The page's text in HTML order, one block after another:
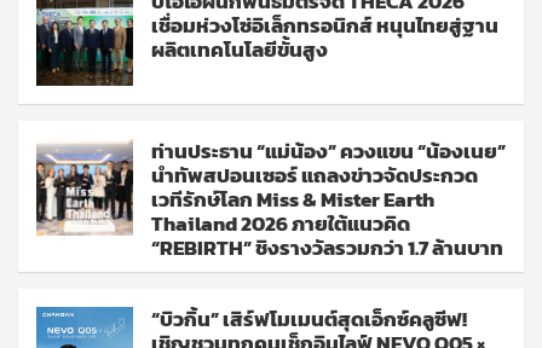
เชื่อมห่วงโซ่อิเล็กทรอนิกส์ หนุนไทยสู่ฐาน
ผลิตเทคโนโลยีขั้นสูง
ท่านประธาน “แม่น้อง” ควงแขน “น้องเนย”
นำทัพสปอนเซอร์ แถลงข่าวจัดประกวด
เวทีรักษ์โลก Miss & Mister Earth
Thailand 2026 ภายใต้แนวคิด
“REBIRTH” ชิงรางวัลรวมกว่า 1.7 ล้านบาท
“บิวกิ้น” เสิร์ฟโมเมนต์สุดเอ็กซ์คลูซีฟ!